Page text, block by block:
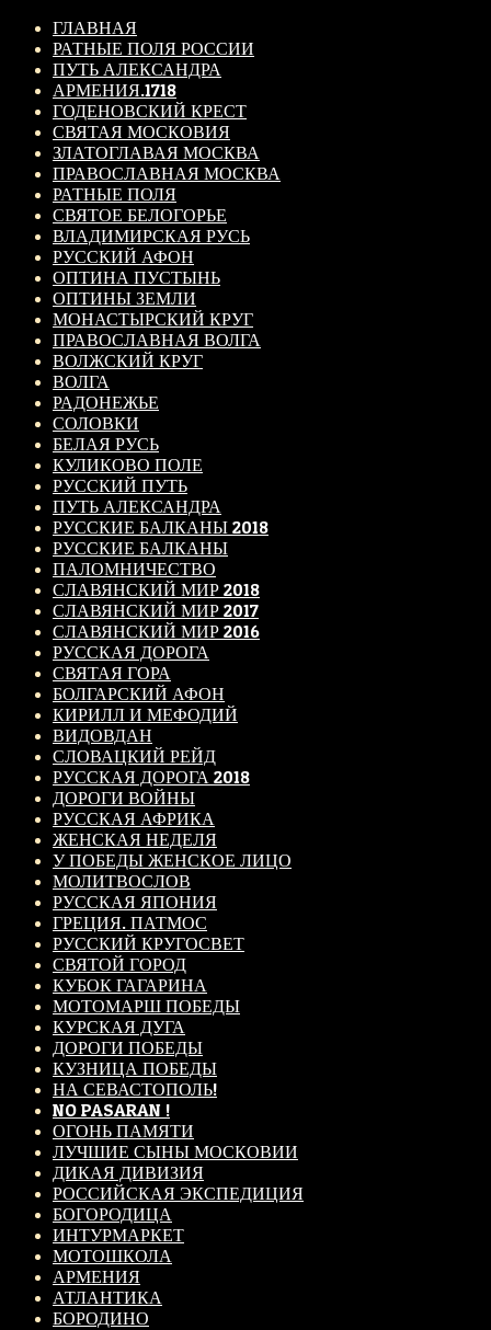
ГЛАВНАЯ
РАТНЫЕ ПОЛЯ РОССИИ
ПУТЬ АЛЕКСАНДРА
АРМЕНИЯ.1718
ГОДЕНОВСКИЙ КРЕСТ
СВЯТАЯ МОСКОВИЯ
ЗЛАТОГЛАВАЯ МОСКВА
ПРАВОСЛАВНАЯ МОСКВА
РАТНЫЕ ПОЛЯ
СВЯТОЕ БЕЛОГОРЬЕ
ВЛАДИМИРСКАЯ РУСЬ
РУССКИЙ АФОН
ОПТИНА ПУСТЫНЬ
ОПТИНЫ ЗЕМЛИ
МОНАСТЫРСКИЙ КРУГ
ПРАВОСЛАВНАЯ ВОЛГА
ВОЛЖСКИЙ КРУГ
ВОЛГА
РАДОНЕЖЬЕ
СОЛОВКИ
БЕЛАЯ РУСЬ
КУЛИКОВО ПОЛЕ
РУССКИЙ ПУТЬ
ПУТЬ АЛЕКСАНДРА
РУССКИЕ БАЛКАНЫ 2018
РУССКИЕ БАЛКАНЫ
ПАЛОМНИЧЕСТВО
СЛАВЯНСКИЙ МИР 2018
СЛАВЯНСКИЙ МИР 2017
СЛАВЯНСКИЙ МИР 2016
РУССКАЯ ДОРОГА
СВЯТАЯ ГОРА
БОЛГАРСКИЙ АФОН
КИРИЛЛ И МЕФОДИЙ
ВИДОВДАН
СЛОВАЦКИЙ РЕЙД
РУССКАЯ ДОРОГА 2018
ДОРОГИ ВОЙНЫ
РУССКАЯ АФРИКА
ЖЕНСКАЯ НЕДЕЛЯ
У ПОБЕДЫ ЖЕНСКОЕ ЛИЦО
МОЛИТВОСЛОВ
РУССКАЯ ЯПОНИЯ
ГРЕЦИЯ. ПАТМОС
РУССКИЙ КРУГОСВЕТ
СВЯТОЙ ГОРОД
КУБОК ГАГАРИНА
МОТОМАРШ ПОБЕДЫ
КУРСКАЯ ДУГА
ДОРОГИ ПОБЕДЫ
КУЗНИЦА ПОБЕДЫ
НА СЕВАСТОПОЛЬ!
NO PASARAN !
ОГОНЬ ПАМЯТИ
ЛУЧШИЕ СЫНЫ МОСКОВИИ
ДИКАЯ ДИВИЗИЯ
РОССИЙСКАЯ ЭКСПЕДИЦИЯ
БОГОРОДИЦА
ИНТУРМАРКЕТ
МОТОШКОЛА
АРМЕНИЯ
АТЛАНТИКА
БОРОДИНО